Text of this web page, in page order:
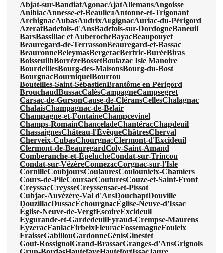
Abjat-sur-BandiatAgonacAjatAllemansAngoisse
AnlhiacAnnesse-et-BeaulieuAntonne-et-Trigonant
ArchignacAubasAudrixAugignacAuriac-du-Périgord
AzeratBadefols-d'AnsBadefols-sur-DordogneBaneuil
BarsBassillac et AuberocheBayacBeaupouyet
Beauregard-de-TerrassonBeauregard-et-Bassac
BeauronneBeleymasBergeracBertric-BuréeBiras
BoisseuilhBorrèzeBossetBoulazac Isle Manoire
BourdeillesBourg-des-MaisonsBourg-du-Bost
BourgnacBourniquelBourrou
Bouteilles-Saint-SébastienBrantôme en Périgord
BrouchaudBussacCalèsCampagneCampsegret
Carsac-de-GursonCause-de-CléransCellesChalagnac
ChalaisChampagnac-de-Belair
Champagne-et-FontaineChampcevinel
Champs-RomainChanceladeChantéracChapdeuil
ChassaignesChâteau-l'ÉvêqueChâtresCherval
Cherveix-CubasChourgnacClermont-d'Excideuil
Clermont-de-BeauregardColy-Saint-Amand
Comberanche-et-ÉpelucheCondat-sur-Trincou
Condat-sur-VézèreConnezacCorgnac-sur-l'Isle
CornilleCoubjoursCoulauresCoulounieix-Chamiers
Cours-de-PileCoursacCouturesCouze-et-Saint-Front
CreyssacCreysseCreyssensac-et-Pissot
Cubjac-Auvézère-Val d'AnsDouchaptDouville
DouzillacDussacÉchourgnacÉglise-Neuve-d'Issac
Église-Neuve-de-VergtEscoireExcideuil
Eygurande-et-GardedeuilEyraud-Crempse-Maurens
EyzeracFanlacFirbeixFleuracFossemagneFouleix
FraisseGabillouGardonneGénisGinestet
Gout-RossignolGrand-BrassacGranges-d'AnsGrignols
Grun-BordasHautefayeHautefortIssacJaure